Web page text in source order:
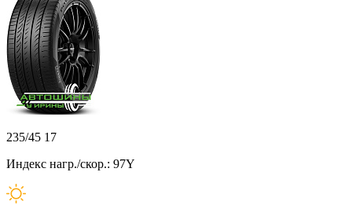
235/45 17
Индекс нагр./скор.: 97Y